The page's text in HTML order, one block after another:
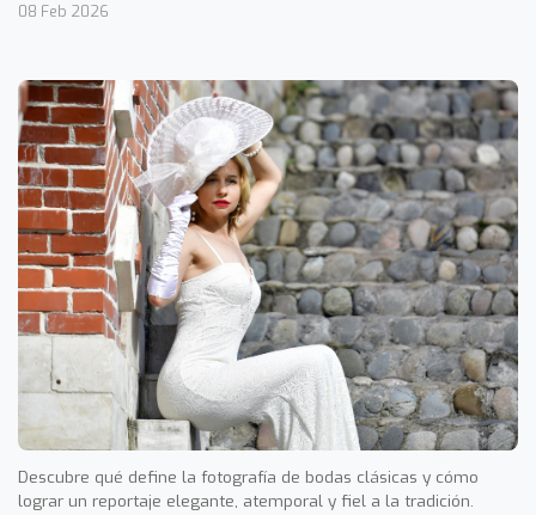
08 Feb 2026
Descubre qué define la fotografía de bodas clásicas y cómo
lograr un reportaje elegante, atemporal y fiel a la tradición.